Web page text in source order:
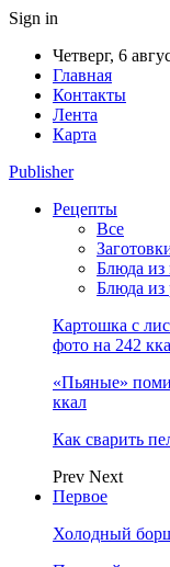
Sign in
Четверг, 6
Главная
Контакты
Лента
Карта
Publisher
Рецепты
Все
Блюда из
Блюда
Картошка с
фото на 242
«Пьяные»
ккал
Как сварить
Prev Next
Первое
Холодный